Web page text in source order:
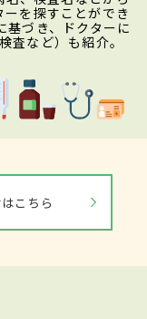
を探すことができ
基づき、ドクターに
査など）も紹介。
こちら